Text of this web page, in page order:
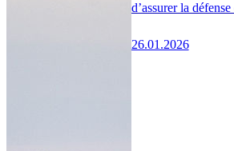
d’assurer la
26.01.2026